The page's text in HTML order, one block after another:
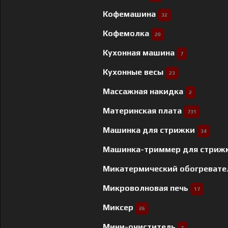
Кофемашина 32
Кофемолка 20
Кухонная машина 7
Кухонные весы 23
Массажная накидка 2
Материнская плата 731
Машинка для стрижки 34
Машинка-триммер для
Микатермический
Микроволновая печь 17
Миксер 26